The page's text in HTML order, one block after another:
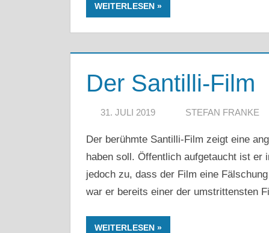
WEITERLESEN
Der Santilli-Film
31. JULI 2019 STEFAN FRANKE
Der berühmte Santilli-Film zeigt eine
haben soll. Öffentlich aufgetaucht ist er
jedoch zu, dass der Film eine
war er bereits einer der umstrittensten
WEITERLESEN